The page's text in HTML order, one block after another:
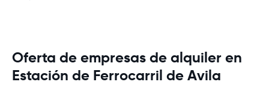
Oferta de empresas de alquiler en
Estación de Ferrocarril de Avila